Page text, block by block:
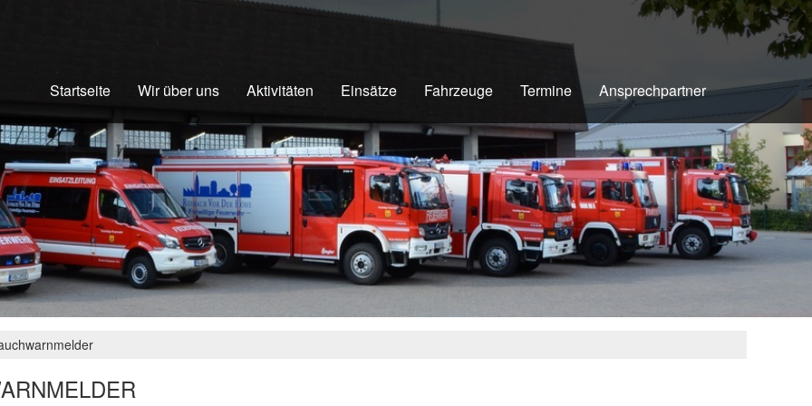
Startseite Wir über uns Aktivitäten Einsätze Fahrzeuge Termine Ansprechpartner